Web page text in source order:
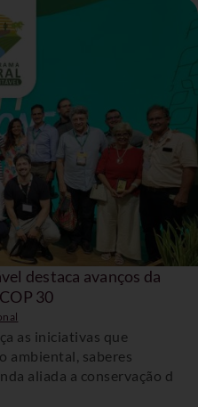
destaca avanços da
30
as iniciativas que
ambiental, saberes
aliada a conservação d